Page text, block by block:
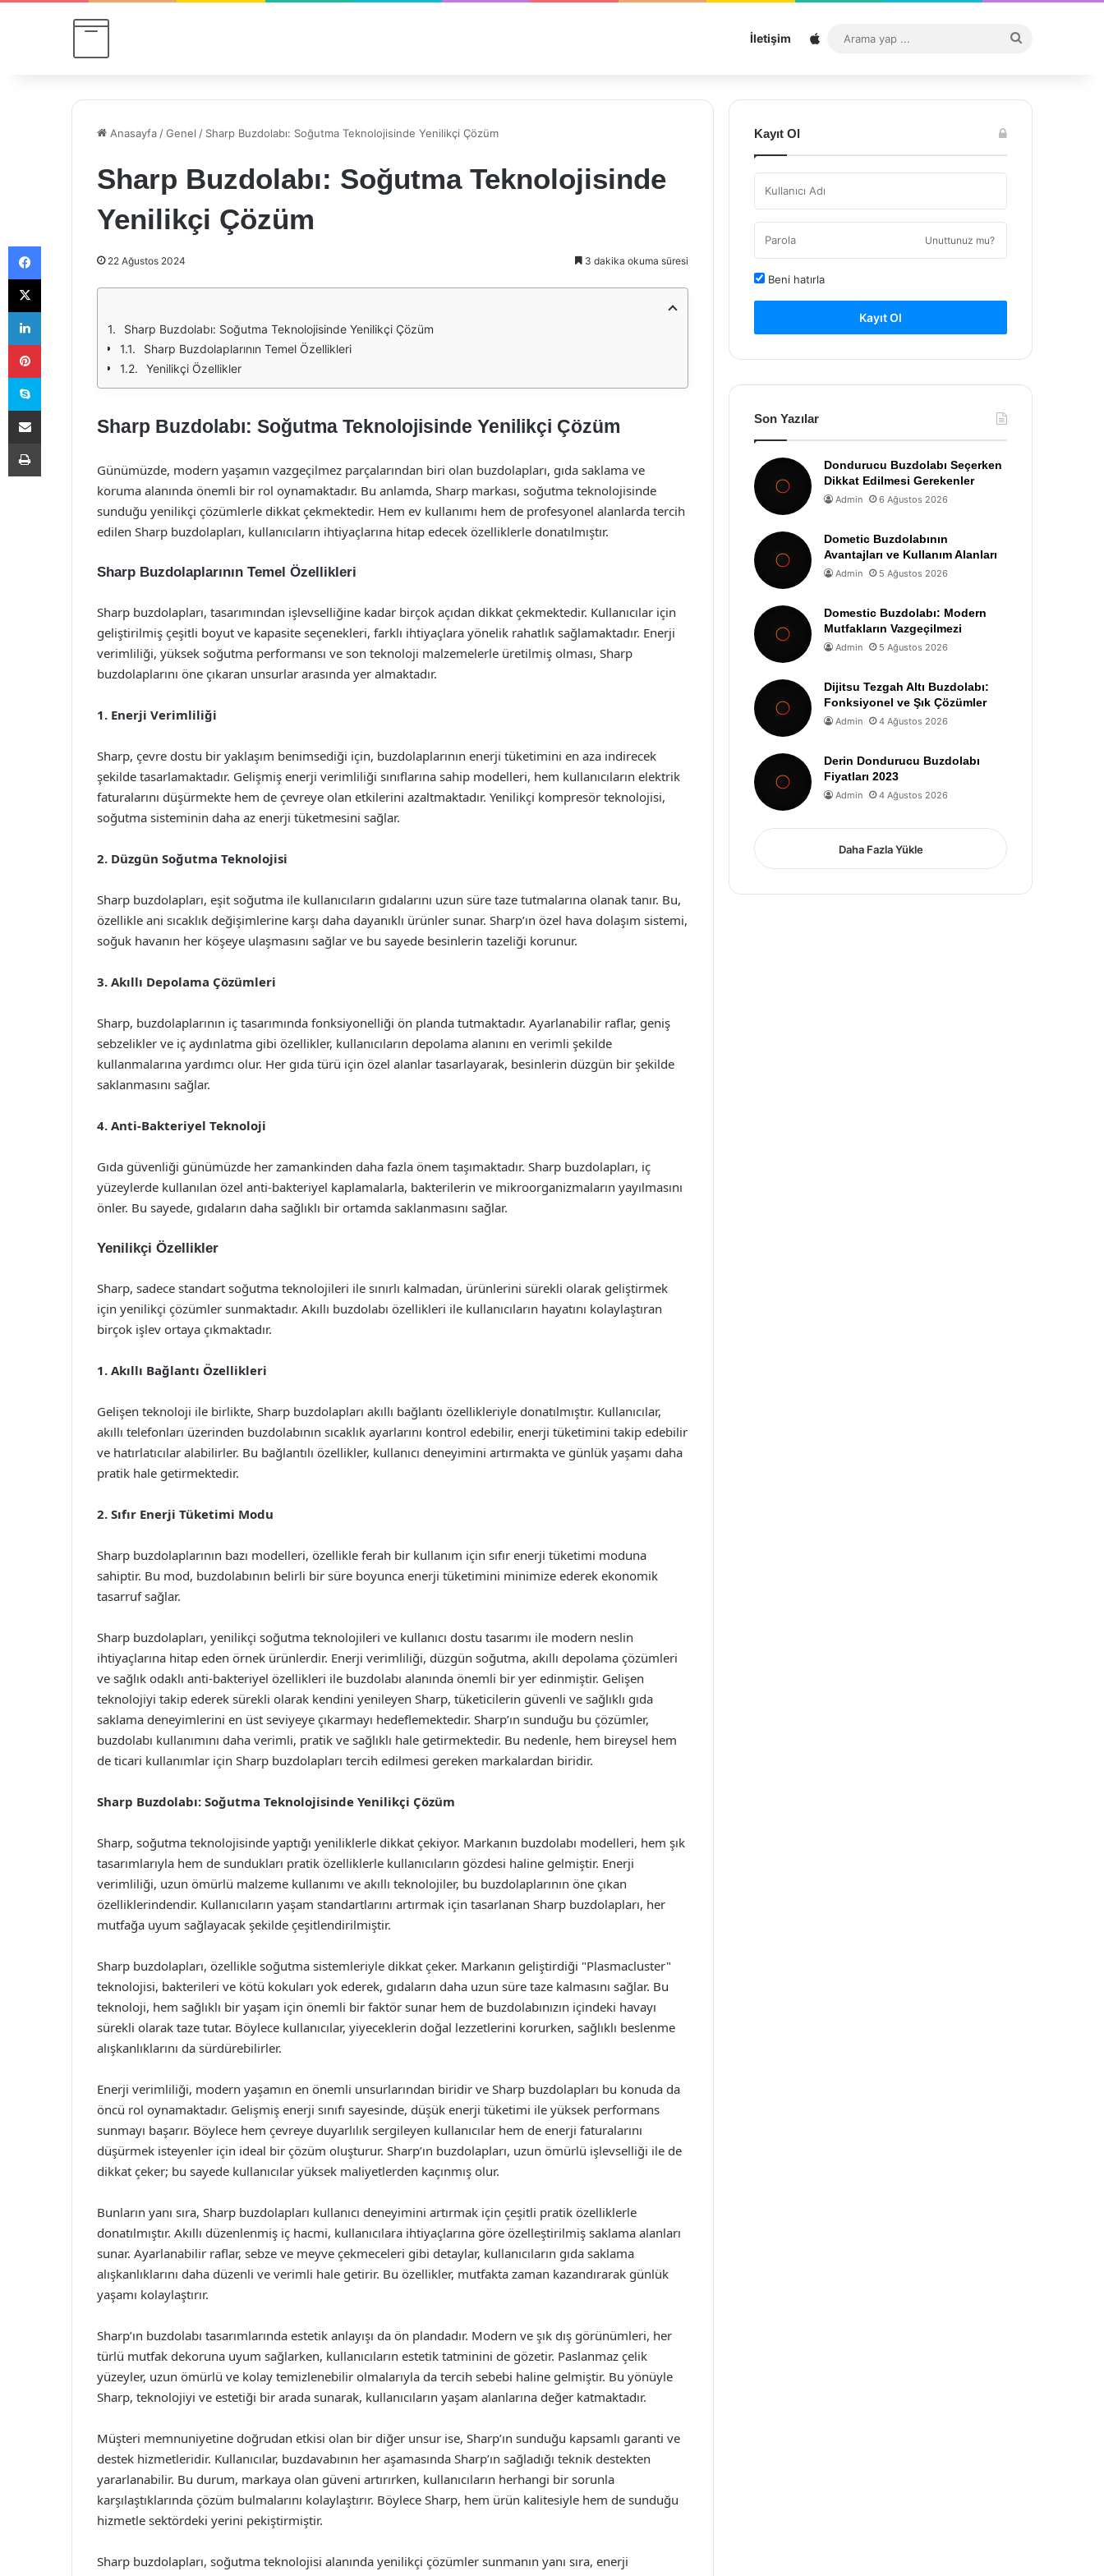
İletişim Sitemap
...
Anasayfa /Genel / Sharp Buzdolabı: Soğutma Teknolojisinde Yenilikçi Çözüm
Sharp Buzdolabı: Soğutma Teknolojisinde
Yenilikçi Çözüm
22 Ağustos 2024 3 dakika okuma süresi
Sharp Buzdolabı: Soğutma Teknolojisinde Yenilikçi Çözüm
Sharp Buzdolaplarının Temel Özellikleri
Yenilikçi Özellikler
Sharp Buzdolabı: Soğutma Teknolojisinde Yenilikçi Çözüm
Günümüzde, modern yaşamın vazgeçilmez parçalarından biri olan buzdolapları, gıda saklama ve
koruma alanında önemli bir rol oynamaktadır. Bu anlamda, Sharp markası, soğutma teknolojisinde
sunduğu yenilikçi çözümlerle dikkat çekmektedir. Hem ev kullanımı hem de profesyonel alanlarda tercih
edilen Sharp buzdolapları, kullanıcıların ihtiyaçlarına hitap edecek özelliklerle donatılmıştır.
Sharp Buzdolaplarının Temel Özellikleri
Sharp buzdolapları, tasarımından işlevselliğine kadar birçok açıdan dikkat çekmektedir. Kullanıcılar için
geliştirilmiş çeşitli boyut ve kapasite seçenekleri, farklı ihtiyaçlara yönelik rahatlık sağlamaktadır. Enerji
verimliliği, yüksek soğutma performansı ve son teknoloji malzemelerle üretilmiş olması, Sharp
buzdolaplarını öne çıkaran unsurlar arasında yer almaktadır.
1. Enerji Verimliliği
Sharp, çevre dostu bir yaklaşım benimsediği için, buzdolaplarının enerji tüketimini en aza indirecek
şekilde tasarlamaktadır. Gelişmiş enerji verimliliği sınıflarına sahip modelleri, hem kullanıcıların elektrik
faturalarını düşürmekte hem de çevreye olan etkilerini azaltmaktadır. Yenilikçi kompresör teknolojisi,
soğutma sisteminin daha az enerji tüketmesini sağlar.
2. Düzgün Soğutma Teknolojisi
Sharp buzdolapları, eşit soğutma ile kullanıcıların gıdalarını uzun süre taze tutmalarına olanak tanır. Bu,
özellikle ani sıcaklık değişimlerine karşı daha dayanıklı ürünler sunar. Sharp’ın özel hava dolaşım sistemi,
soğuk havanın her köşeye ulaşmasını sağlar ve bu sayede besinlerin tazeliği korunur.
3. Akıllı Depolama Çözümleri
Sharp, buzdolaplarının iç tasarımında fonksiyonelliği ön planda tutmaktadır. Ayarlanabilir raflar, geniş
sebzelikler ve iç aydınlatma gibi özellikler, kullanıcıların depolama alanını en verimli şekilde
kullanmalarına yardımcı olur. Her gıda türü için özel alanlar tasarlayarak, besinlerin düzgün bir şekilde
saklanmasını sağlar.
4. Anti-Bakteriyel Teknoloji
Gıda güvenliği günümüzde her zamankinden daha fazla önem taşımaktadır. Sharp buzdolapları, iç
yüzeylerde kullanılan özel anti-bakteriyel kaplamalarla, bakterilerin ve mikroorganizmaların yayılmasını
önler. Bu sayede, gıdaların daha sağlıklı bir ortamda saklanmasını sağlar.
Yenilikçi Özellikler
Sharp, sadece standart soğutma teknolojileri ile sınırlı kalmadan, ürünlerini sürekli olarak geliştirmek
için yenilikçi çözümler sunmaktadır. Akıllı buzdolabı özellikleri ile kullanıcıların hayatını kolaylaştıran
birçok işlev ortaya çıkmaktadır.
1. Akıllı Bağlantı Özellikleri
Gelişen teknoloji ile birlikte, Sharp buzdolapları akıllı bağlantı özellikleriyle donatılmıştır. Kullanıcılar,
akıllı telefonları üzerinden buzdolabının sıcaklık ayarlarını kontrol edebilir, enerji tüketimini takip edebilir
ve hatırlatıcılar alabilirler. Bu bağlantılı özellikler, kullanıcı deneyimini artırmakta ve günlük yaşamı daha
pratik hale getirmektedir.
2. Sıfır Enerji Tüketimi Modu
Sharp buzdolaplarının bazı modelleri, özellikle ferah bir kullanım için sıfır enerji tüketimi moduna
sahiptir. Bu mod, buzdolabının belirli bir süre boyunca enerji tüketimini minimize ederek ekonomik
tasarruf sağlar.
Sharp buzdolapları, yenilikçi soğutma teknolojileri ve kullanıcı dostu tasarımı ile modern neslin
ihtiyaçlarına hitap eden örnek ürünlerdir. Enerji verimliliği, düzgün soğutma, akıllı depolama çözümleri
ve sağlık odaklı anti-bakteriyel özellikleri ile buzdolabı alanında önemli bir yer edinmiştir. Gelişen
teknolojiyi takip ederek sürekli olarak kendini yenileyen Sharp, tüketicilerin güvenli ve sağlıklı gıda
saklama deneyimlerini en üst seviyeye çıkarmayı hedeflemektedir. Sharp’ın sunduğu bu çözümler,
buzdolabı kullanımını daha verimli, pratik ve sağlıklı hale getirmektedir. Bu nedenle, hem bireysel hem
de ticari kullanımlar için Sharp buzdolapları tercih edilmesi gereken markalardan biridir.
Sharp Buzdolabı: Soğutma Teknolojisinde Yenilikçi Çözüm
Sharp, soğutma teknolojisinde yaptığı yeniliklerle dikkat çekiyor. Markanın buzdolabı modelleri, hem şık
tasarımlarıyla hem de sundukları pratik özelliklerle kullanıcıların gözdesi haline gelmiştir. Enerji
verimliliği, uzun ömürlü malzeme kullanımı ve akıllı teknolojiler, bu buzdolaplarının öne çıkan
özelliklerindendir. Kullanıcıların yaşam standartlarını artırmak için tasarlanan Sharp buzdolapları, her
mutfağa uyum sağlayacak şekilde çeşitlendirilmiştir.
Sharp buzdolapları, özellikle soğutma sistemleriyle dikkat çeker. Markanın geliştirdiği "Plasmacluster"
teknolojisi, bakterileri ve kötü kokuları yok ederek, gıdaların daha uzun süre taze kalmasını sağlar. Bu
teknoloji, hem sağlıklı bir yaşam için önemli bir faktör sunar hem de buzdolabınızın içindeki havayı
sürekli olarak taze tutar. Böylece kullanıcılar, yiyeceklerin doğal lezzetlerini korurken, sağlıklı beslenme
alışkanlıklarını da sürdürebilirler.
Enerji verimliliği, modern yaşamın en önemli unsurlarından biridir ve Sharp buzdolapları bu konuda da
öncü rol oynamaktadır. Gelişmiş enerji sınıfı sayesinde, düşük enerji tüketimi ile yüksek performans
sunmayı başarır. Böylece hem çevreye duyarlılık sergileyen kullanıcılar hem de enerji faturalarını
düşürmek isteyenler için ideal bir çözüm oluşturur. Sharp’ın buzdolapları, uzun ömürlü işlevselliği ile de
dikkat çeker; bu sayede kullanıcılar yüksek maliyetlerden kaçınmış olur.
Bunların yanı sıra, Sharp buzdolapları kullanıcı deneyimini artırmak için çeşitli pratik özelliklerle
donatılmıştır. Akıllı düzenlenmiş iç hacmi, kullanıcılara ihtiyaçlarına göre özelleştirilmiş saklama alanları
sunar. Ayarlanabilir raflar, sebze ve meyve çekmeceleri gibi detaylar, kullanıcıların gıda saklama
alışkanlıklarını daha düzenli ve verimli hale getirir. Bu özellikler, mutfakta zaman kazandırarak günlük
yaşamı kolaylaştırır.
Sharp’ın buzdolabı tasarımlarında estetik anlayışı da ön plandadır. Modern ve şık dış görünümleri, her
türlü mutfak dekoruna uyum sağlarken, kullanıcıların estetik tatminini de gözetir. Paslanmaz çelik
yüzeyler, uzun ömürlü ve kolay temizlenebilir olmalarıyla da tercih sebebi haline gelmiştir. Bu yönüyle
Sharp, teknolojiyi ve estetiği bir arada sunarak, kullanıcıların yaşam alanlarına değer katmaktadır.
Müşteri memnuniyetine doğrudan etkisi olan bir diğer unsur ise, Sharp’ın sunduğu kapsamlı garanti ve
destek hizmetleridir. Kullanıcılar, buzdavabının her aşamasında Sharp’ın sağladığı teknik destekten
yararlanabilir. Bu durum, markaya olan güveni artırırken, kullanıcıların herhangi bir sorunla
karşılaştıklarında çözüm bulmalarını kolaylaştırır. Böylece Sharp, hem ürün kalitesiyle hem de sunduğu
hizmetle sektördeki yerini pekiştirmiştir.
Sharp buzdolapları, soğutma teknolojisi alanında yenilikçi çözümler sunmanın yanı sıra, enerji
Kayıt Ol
Unuttunuz mu?
Beni hatırla
Kayıt Ol
Son Yazılar
Dondurucu Buzdolabı Seçerken
Dikkat Edilmesi Gerekenler
Admin 6 Ağustos 2026
Dometic Buzdolabının
Avantajları ve Kullanım Alanları
Admin 5 Ağustos 2026
Domestic Buzdolabı: Modern
Mutfakların Vazgeçilmezi
Admin 5 Ağustos 2026
Dijitsu Tezgah Altı Buzdolabı:
Fonksiyonel ve Şık Çözümler
Admin 4 Ağustos 2026
Derin Dondurucu Buzdolabı
Fiyatları 2023
Admin 4 Ağustos 2026
Daha Fazla Yükle
Facebook
X
LinkedIn
Pinterest
Skype
E-Posta ile paylaş